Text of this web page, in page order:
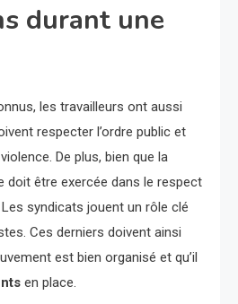
durant une
les travailleurs ont aussi
respecter l’ordre public et
De plus, bien que la
doit être exercée dans le respect
syndicats jouent un rôle clé
Ces derniers doivent ainsi
est bien organisé et qu’il
en place.